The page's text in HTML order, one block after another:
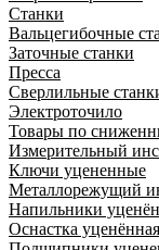
Станки
Вальцегибочные
Заточные станки
Пресса
Сверлильные
Электроточило
Товары по
Измерительный
Ключи уцененные
Металлорежущий
Напильники
Оснастка уценённая